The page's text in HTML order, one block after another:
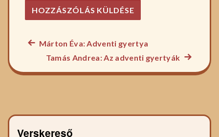
Bejegyzés
navigáció
Előző
főzelék
recept:
Márton Éva: Adventi gyertya
Tamás Andrea: Az adventi gyertyák
főzelék
Verskereső